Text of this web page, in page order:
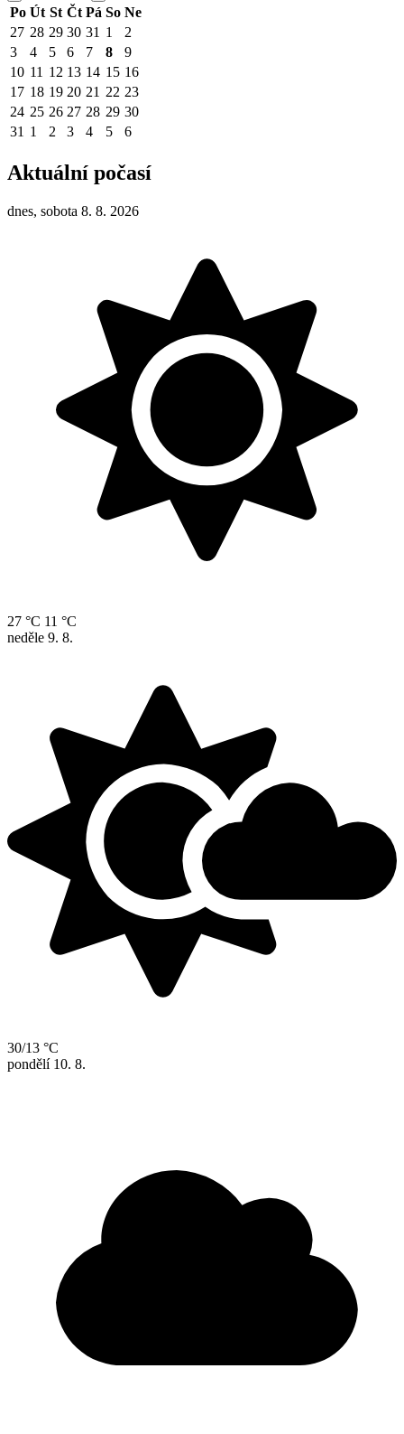
Po Út St Čt Pá So Ne
27 28 29 30 31 1
2
3
4 5 6 7 8
9
10 11 12 13 14 15 16
17 18 19 20 21 22 23
24 25 26 27 28 29 30
31 1 2 3 4 5 6
Aktuální počasí
dnes, sobota 8. 8. 2026
27 °C 11 °C
neděle 9. 8.
30/13 °C
pondělí 10. 8.